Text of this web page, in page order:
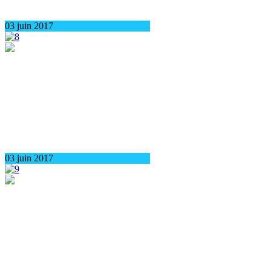
03 juin 2017
03 juin 2017